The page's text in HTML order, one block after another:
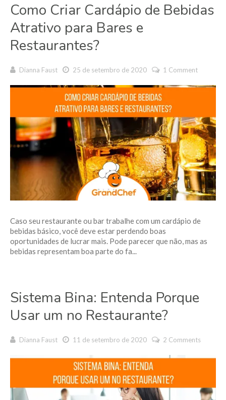
Como Criar Cardápio de Bebidas
Atrativo para Bares e
Restaurantes?
Dianna Faust 25 de setembro de 2020 1 Comment
Caso seu restaurante ou bar trabalhe com um cardápio de
bebidas básico, você deve estar perdendo boas
oportunidades de lucrar mais. Pode parecer que não, mas as
bebidas representam boa parte do fa...
Sistema Bina: Entenda Porque
Usar um no Restaurante?
Dianna Faust 11 de setembro de 2020 2 Comments